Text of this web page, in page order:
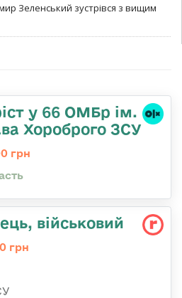
Зеленський зустрівся з вищим
у 66 ОМБр ім.
Хороброго ЗСУ
грн
військовий
грн